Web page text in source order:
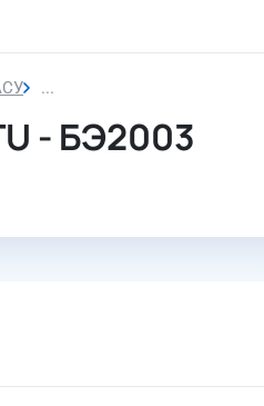
Блок интерфейсный Modbus
- БЭ2003